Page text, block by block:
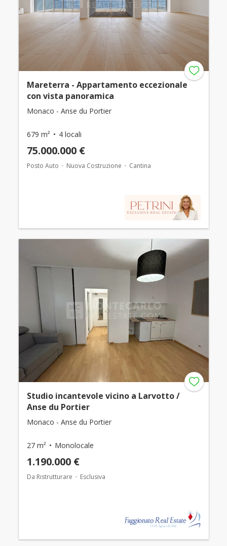
Mareterra - Appartamento eccezionale
con vista panoramica
Monaco - Anse du Portier
679 m² 4 locali
75.000.000 €
Posto Auto Nuova Costruzione Cantina
Studio incantevole vicino a Larvotto /
Anse du Portier
Monaco - Anse du Portier
27 m² Monolocale
1.190.000 €
Da Ristrutturare Esclusiva